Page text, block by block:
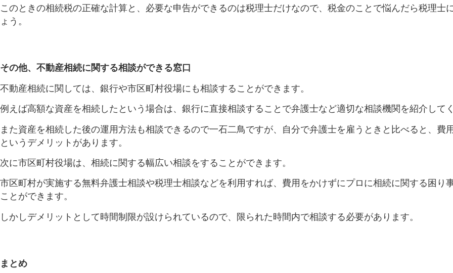
このときの相続税の正確な計算と、必要な申告ができるのは税理士だけなので、税金のことで悩んだら税理士
ょう。
その他、不動産相続に関する相談ができる窓口
不動産相続に関しては、銀行や市区町村役場にも相談することができます。
例えば高額な資産を相続したという場合は、銀行に直接相談することで弁護士など適切な相談機関を紹介してく
また資産を相続した後の運用方法も相談できるので一石二鳥ですが、自分で弁護士を雇うときと比べると、費
というデメリットがあります。
次に市区町村役場は、相続に関する幅広い相談をすることができます。
市区町村が実施する無料弁護士相談や税理士相談などを利用すれば、費用をかけずにプロに相続に関する困り
ことができます。
しかしデメリットとして時間制限が設けられているので、限られた時間内で相談する必要があります。
まとめ